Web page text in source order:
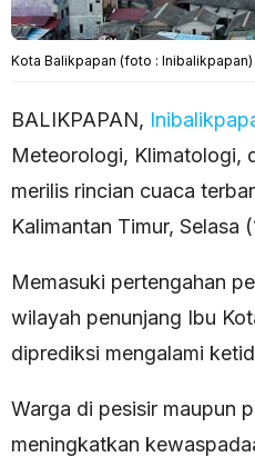
Kota Balikpapan (foto : Inibalikpapan)
BALIKPAPAN,
Meteorologi, Klimatologi,
merilis rincian cuaca
Kalimantan Timur, Selasa
Memasuki pertengahan
wilayah penunjang Ibu
diprediksi mengalami
Warga di pesisir maupun
meningkatkan